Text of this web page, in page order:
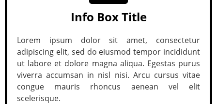
Info Box Title
Lorem ipsum dolor sit amet, consectetur
adipiscing elit, sed do eiusmod tempor incididunt
ut labore et dolore magna aliqua. Egestas purus
viverra accumsan in nisl nisi. Arcu cursus vitae
congue mauris rhoncus aenean vel elit
scelerisque.